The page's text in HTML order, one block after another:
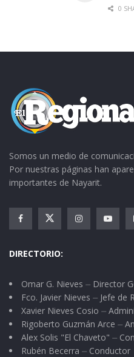
oficio, bajo expediente
0
Somos un medio de
Por nuestras páginas han
importantes de Nayarit.
DIRECTORIO:
Omar G. Nieves ⏤ Director
Fco. Javier Nieves ⏤ Jefe de
Xavier Nieves Cosio ⏤
Rigoberto Guzmán Arce ⏤
Alex Solis "El Chaveto" ⏤
Rubén Becerra ⏤ Conductor